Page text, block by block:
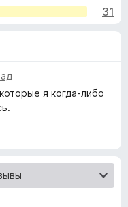
31
я когда-либо